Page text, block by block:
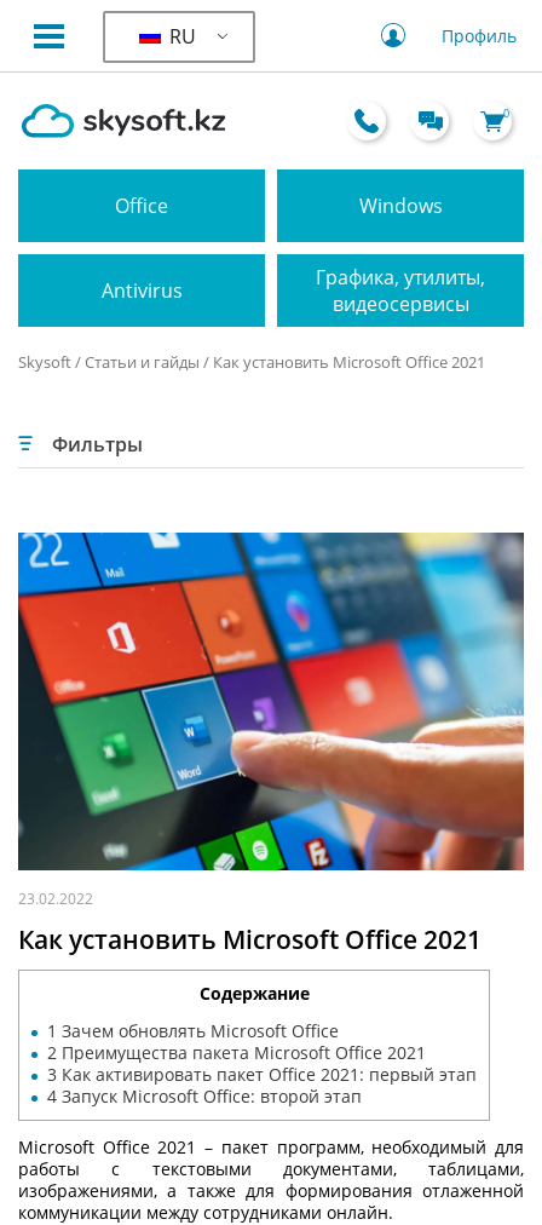
RU Профиль
0
Office Windows
Antivirus
Графика, утилиты,
видеосервисы
Skysoft/Статьи и гайды / Как установить Microsoft Office 2021
Фильтры
23.02.2022
Как установить Microsoft Office 2021
Содержание
1 Зачем обновлять Microsoft Office
2 Преимущества пакета Microsoft Office 2021
3 Как активировать пакет Office 2021: первый этап
4 Запуск Microsoft Office: второй этап
Microsoft Office 2021 – пакет программ, необходимый для
работы с текстовыми документами, таблицами,
изображениями, а также для формирования отлаженной
коммуникации между сотрудниками онлайн.